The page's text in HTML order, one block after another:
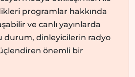
programlar hakkında
ve canlı yayınlarda
durum, dinleyicilerin radyo
önemli bir